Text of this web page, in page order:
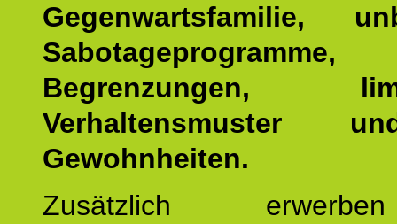
Gegenwartsfamilie,
Begrenzungen,
Verhaltensmuster
Gewohnheiten.
Zusätzlich